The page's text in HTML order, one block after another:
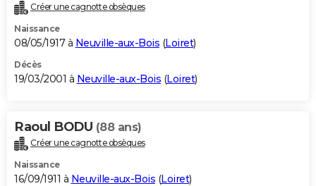
Créer une cagnotte obsèques
Naissance
08/05/1917 à Neuville-aux-Bois (Loiret)
Décès
19/03/2001 à Neuville-aux-Bois (Loiret)
Raoul BODU (88 ans)
Créer une cagnotte obsèques
Naissance
16/09/1911 à Neuville-aux-Bois (Loiret)